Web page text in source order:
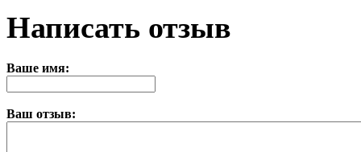
Написать отзыв
Ваше имя:
Ваш отзыв: